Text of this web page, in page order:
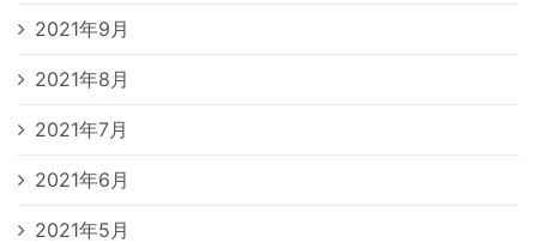
2021年9月
2021年8月
2021年7月
2021年6月
2021年5月